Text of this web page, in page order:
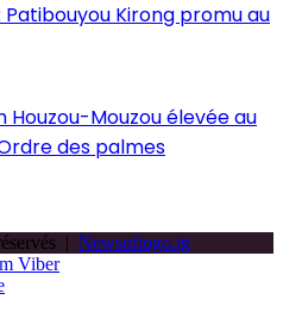
Kirong promu au
Houzou-Mouzou élevée au
des palmes
| Newsoftogo.tg
Viber